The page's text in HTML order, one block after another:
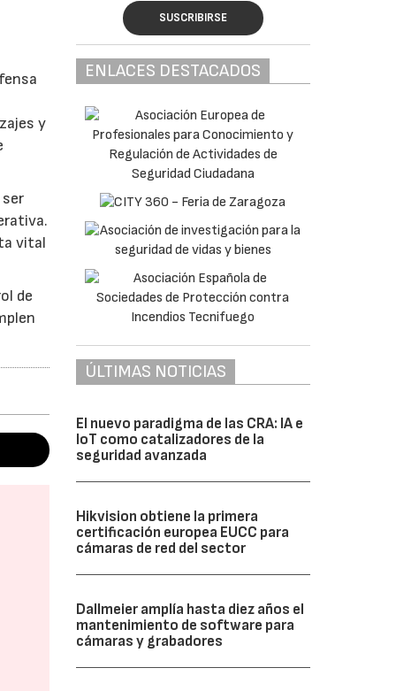
y
vital
de
SUSCRIBIRSE
ENLACES DESTACADOS
ÚLTIMAS NOTICIAS
El nuevo paradigma de las CRA: IA e
IoT como catalizadores de la
seguridad avanzada
Hikvision obtiene la primera
certificación europea EUCC para
cámaras de red del sector
Dallmeier amplía hasta diez años el
mantenimiento de software para
cámaras y grabadores